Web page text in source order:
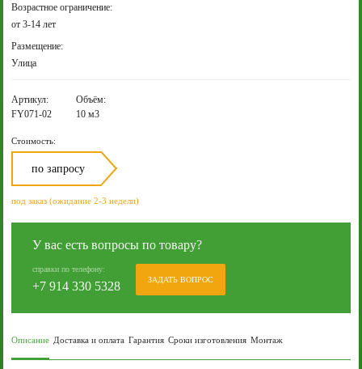
Возрастное ограничение:
от 3-14 лет
Размещение:
Улица
Артикул:
FY071-02
Объём:
10 м3
Стоимость:
по запросу
под заказ (ожидание 2-3 недели)
У вас есть вопросы по товару?
справки по телефону:
+7 914 330 5328 ЗАДАТЬ ВОПРОС
Описание Доставка и оплата Гарантия Сроки изготовления Монтаж